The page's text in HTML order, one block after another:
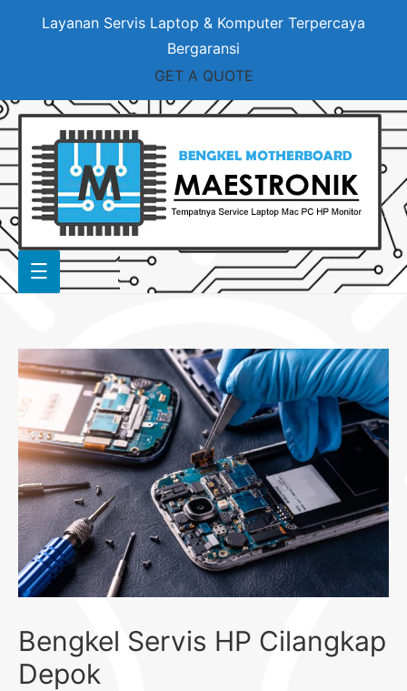
Layanan Servis Laptop & Komputer Terpercaya
Bergaransi
GET A QUOTE
Bengkel Servis HP Cilangkap
Depok